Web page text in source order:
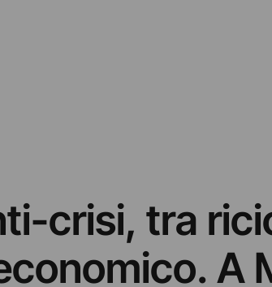
crisi, tra
A